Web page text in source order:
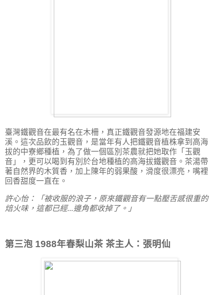
臺灣鐵觀音在最有名在木柵，真正鐵觀音發源地在福建安
溪。這次品飲的玉觀音，是當年有人把鐵觀音植株拿到高海
拔的中寮鄉種植，為了做一個區別茶農就把她取作「玉觀
音」，更可以喝到有別於台地種植的高海拔鐵觀音。茶湯帶
著自然界的木質香，加上陳年的弱果酸，滑度很漂亮，嘴裡
回香甜度一直在。
許心怡：「被收服的浪子，原來鐵觀音有一點壓舌感很重的
焙火味，這都已經...邊角都收掉了。」
第三泡 1988年春梨山茶 茶主人：張明仙